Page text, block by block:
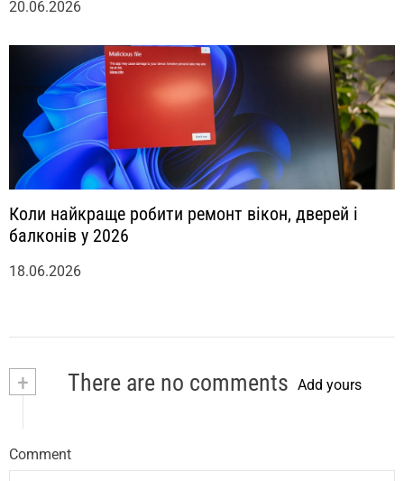
20.06.2026
Коли найкраще робити ремонт вікон, дверей і
балконів у 2026
18.06.2026
+ There are no comments Add yours
Comment